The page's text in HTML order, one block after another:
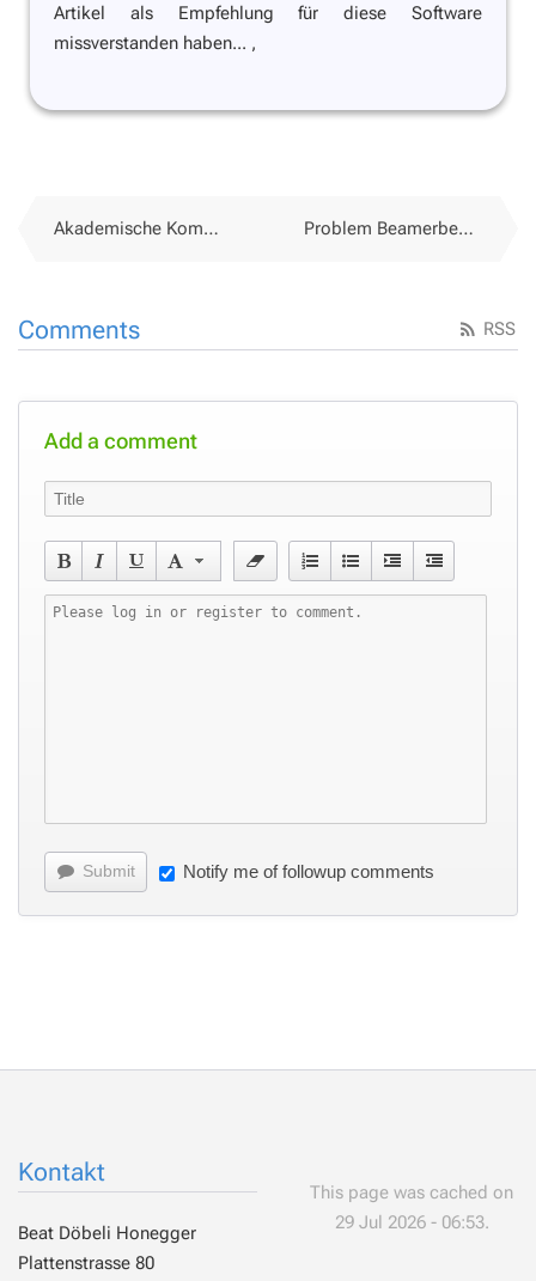
Artikel als Empfehlung für diese Software
missverstanden haben... ,
Akademische Kommunikation und Neue Medien Problem Beamerbedienung
RSS
Comments
Add a comment
Submit Notify me of followup comments
Kontakt
Beat Döbeli Honegger
Plattenstrasse 80
This page was cached on
29 Jul 2026 - 06:53.